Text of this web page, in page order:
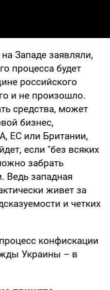
Западе заявляли,
процесса будет
российского
и не произошло.
средства, может
бизнес,
ЕС или Британии,
если "без всяких
забрать
Ведь западная
живет за
и четких
конфискации
Украины – в